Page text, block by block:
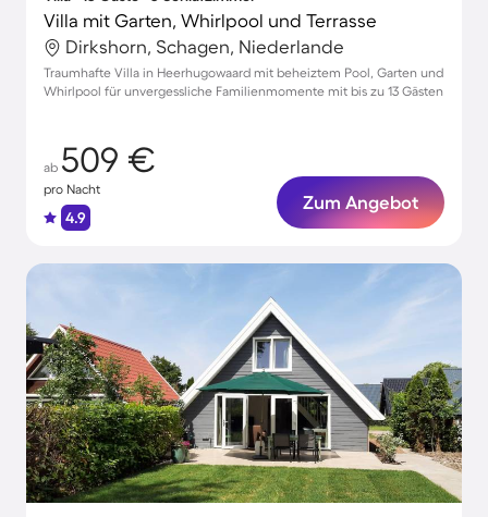
Villa mit Garten, Whirlpool und Terrasse
Dirkshorn, Schagen, Niederlande
Traumhafte Villa in Heerhugowaard mit beheiztem Pool, Garten und
Whirlpool für unvergessliche Familienmomente mit bis zu 13 Gästen
ab 509 €
pro Nacht
4.9
Zum Angebot